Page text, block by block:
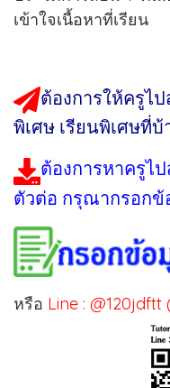
เข้าใจเนื้อหาที่เรียน
ต้องการให้ครูไ
พิเศษ เรียนพิเศษที่
ต้องการหาครูไ
ตัวต่อ กรุณากรอกข้
หรือ Line :